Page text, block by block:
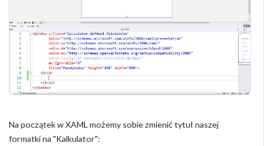
Na początek w XAML możemy sobie zmienić tytuł naszej
formatki na "Kalkulator":